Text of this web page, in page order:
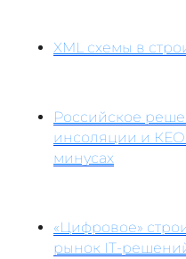
XML схемы в
Российское
инсоляции и
минусах
«Цифровое»
рынок IT-